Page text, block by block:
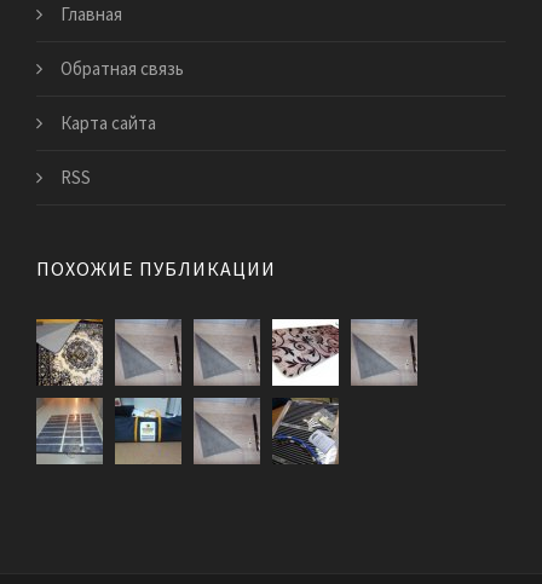
Главная
Обратная связь
Карта сайта
RSS
ПОХОЖИЕ ПУБЛИКАЦИИ